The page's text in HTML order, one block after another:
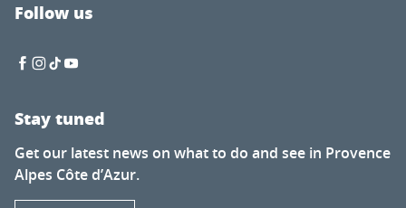
Follow us
Stay tuned
Get our latest news on what to do and see in Provence
Alpes Côte d’Azur.